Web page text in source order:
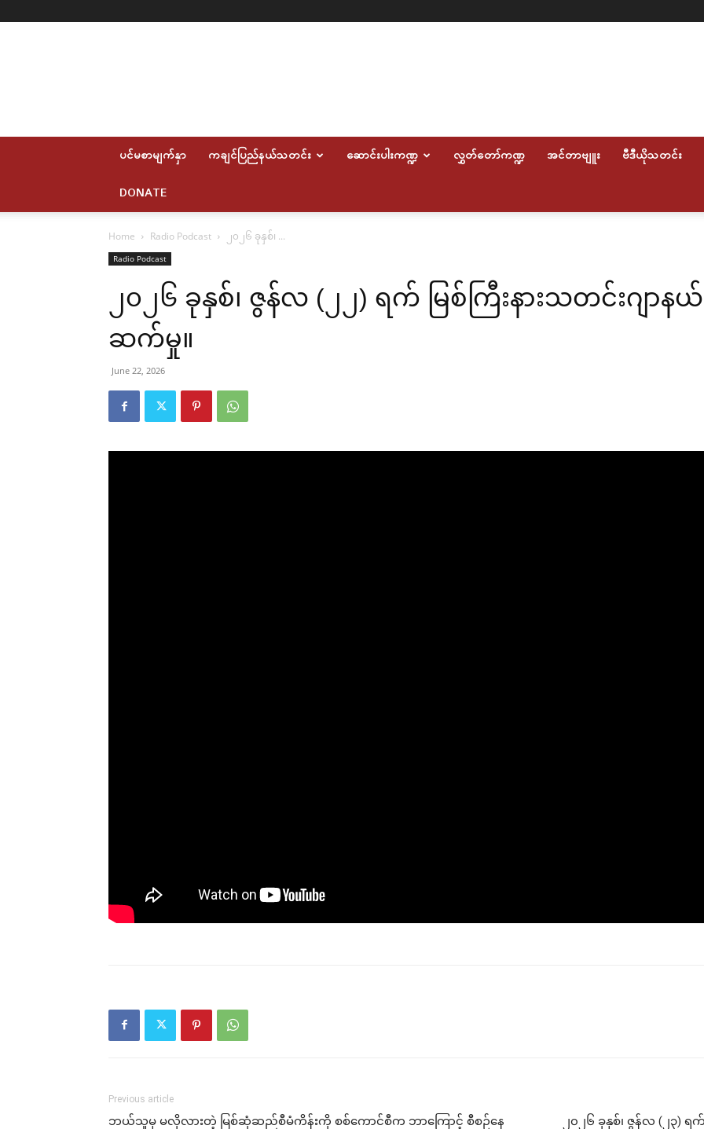
ပင်မစာမျက်နှာ ကချင်ပြည်နယ်သတင်း ဆောင်းပါးကဏ္ဍ လွှတ်တော်ကဏ္ဍ အင်တာဗျူး
ဗီဒီယိုသတင်း
DONATE
Home Radio Podcast ၂၀၂၆ ခုနှစ်၊ ...
Radio Podcast
၂၀၂၆ ခုနှစ်၊ ဇွန်လ (၂၂) ရက် မြစ်ကြီးနားသတင်းဂျ
ဆက်မှု။
June 22, 2026
Previous article
ဘယ်သူမှ မလိုလားတဲ့ မြစ်ဆုံဆည်စီမံကိန်းကို စစ်ကောင်စီက ဘာကြောင့် စီစဉ်နေ
၂၀၂၆ ခုနှစ်၊ ဇွန်လ (၂၃)